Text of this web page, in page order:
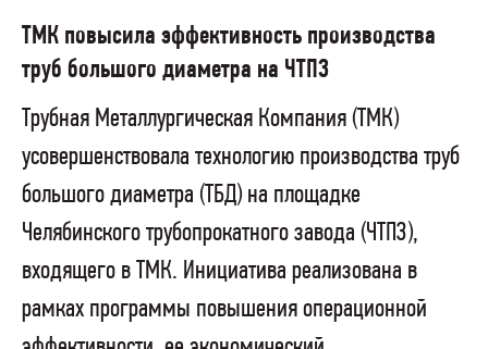
ТМК повысила эффективность производства
труб большого диаметра на ЧТПЗ
Трубная Металлургическая Компания (ТМК)
усовершенствовала технологию производства труб
большого диаметра (ТБД) на площадке
Челябинского трубопрокатного завода (ЧТПЗ),
входящего в ТМК. Инициатива реализована в
рамках программы повышения операционной